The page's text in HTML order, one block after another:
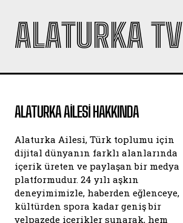
ALATURKA TV
ALATURKA AILESI HAKKINDA
Alaturka Ailesi, Türk toplumu için
dijital dünyanın farklı alanlarında
içerik üreten ve paylaşan bir medya
platformudur. 24 yılı aşkın
deneyimimizle, haberden eğlenceye,
kültürden spora kadar geniş bir
yelpazede içerikler sunarak, hem